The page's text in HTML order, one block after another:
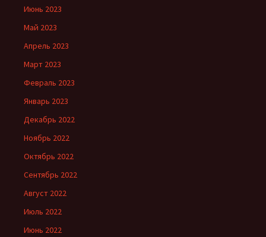
Июнь 2023
Май 2023
Апрель 2023
Март 2023
Февраль 2023
Январь 2023
Декабрь 2022
Ноябрь 2022
Октябрь 2022
Сентябрь 2022
Август 2022
Июль 2022
Июнь 2022